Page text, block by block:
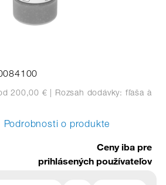
200,00 € | Rozsah dodávky: fľaša à
Podrobnosti o produkte
Ceny iba pre
prihlásených používateľov